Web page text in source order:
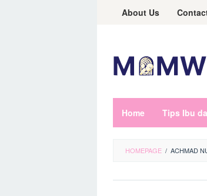
About Us
Home Tips Ibu
HOMEPAGE / ACHMAD